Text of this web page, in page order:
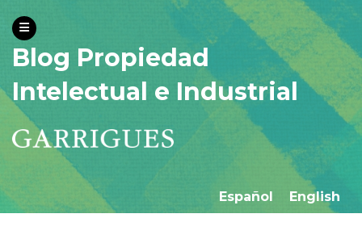
Blog Propiedad
Intelectual e Industrial
Español English